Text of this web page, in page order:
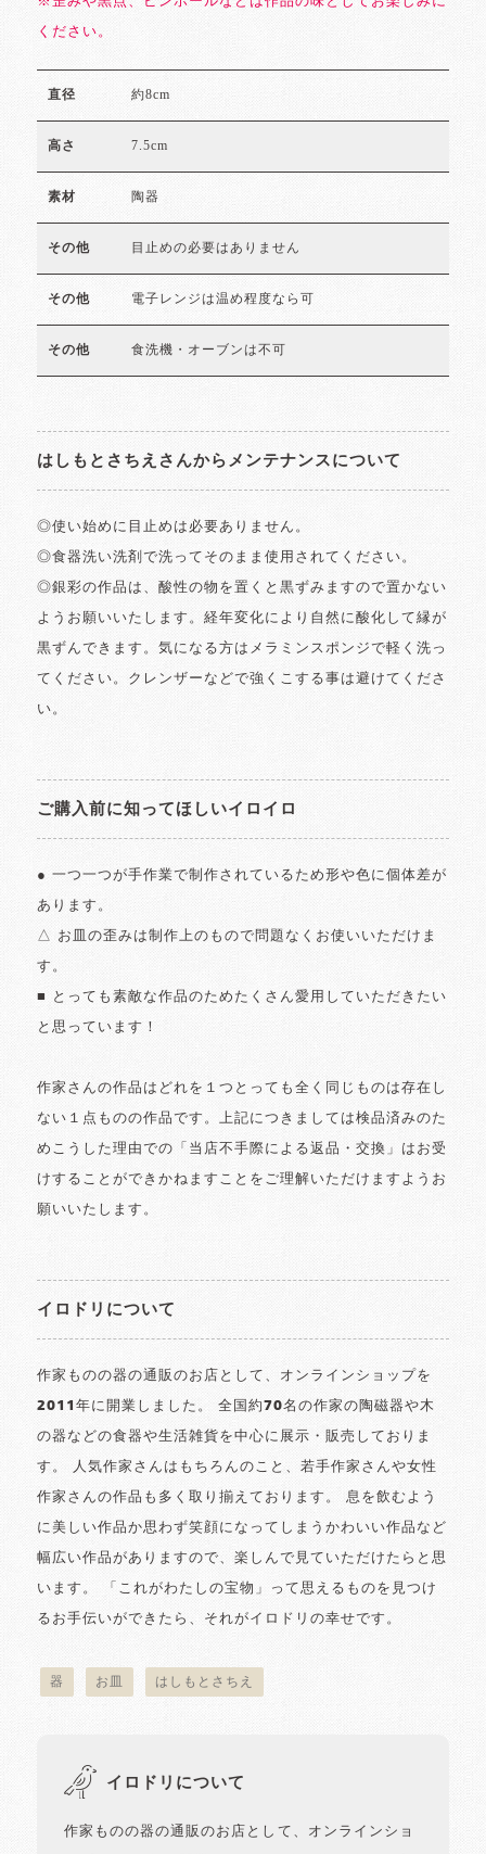
ください。
直径 約8cm
高さ 7.5cm
素材 陶器
その他 目止めの必要はありません
その他 電子レンジは温め程度なら可
その他 食洗機・オーブンは不可
はしもとさちえさんからメンテナンスについて
◎使い始めに目止めは必要ありません。
◎食器洗い洗剤で洗ってそのまま使用されてください。
◎銀彩の作品は、酸性の物を置くと黒ずみますので置かない
ようお願いいたします。経年変化により自然に酸化して縁が
黒ずんできます。気になる方はメラミンスポンジで軽く洗っ
てください。クレンザーなどで強くこする事は避けてくださ
い。
ご購入前に知ってほしいイロイロ
● 一つ一つが手作業で制作されているため形や色に個体差が
あります。
△ お皿の歪みは制作上のもので問題なくお使いいただけま
す。
■ とっても素敵な作品のためたくさん愛用していただきたい
と思っています！
作家さんの作品はどれを１つとっても全く同じものは存在し
ない１点ものの作品です。上記につきましては検品済みのた
めこうした理由での「当店不手際による返品・交換」はお受
けすることができかねますことをご理解いただけますようお
願いいたします。
イロドリについて
作家ものの器の通販のお店として、オンラインショップを
2011年に開業しました。 全国約70名の作家の陶磁器や木
の器などの食器や生活雑貨を中心に展示・販売しておりま
す。 人気作家さんはもちろんのこと、若手作家さんや女性
作家さんの作品も多く取り揃えております。 息を飲むよう
に美しい作品か思わず笑顔になってしまうかわいい作品など
幅広い作品がありますので、楽しんで見ていただけたらと思
います。 「これがわたしの宝物」って思えるものを見つけ
るお手伝いができたら、それがイロドリの幸せです。
器 お皿 はしもとさちえ
イロドリについて
作家ものの器の通販のお店として、オンラインショ